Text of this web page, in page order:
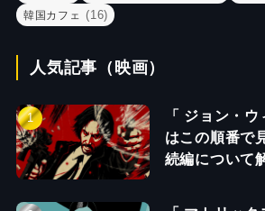
韓国カフェ (16)
人気記事（映画）
「 ジョン・
はこの順番で
続編について